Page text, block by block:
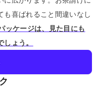
も喜ばれること間違いなし
ッケージは、見た目にも
ょう。